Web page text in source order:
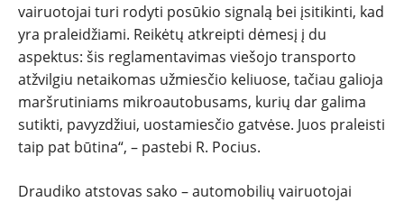
vairuotojai turi rodyti posūkio signalą bei įsitikinti, kad
yra praleidžiami. Reikėtų atkreipti dėmesį į du
aspektus: šis reglamentavimas viešojo transporto
atžvilgiu netaikomas užmiesčio keliuose, tačiau galioja
maršrutiniams mikroautobusams, kurių dar galima
sutikti, pavyzdžiui, uostamiesčio gatvėse. Juos praleisti
taip pat būtina“, – pastebi R. Pocius.
Draudiko atstovas sako – automobilių vairuotojai